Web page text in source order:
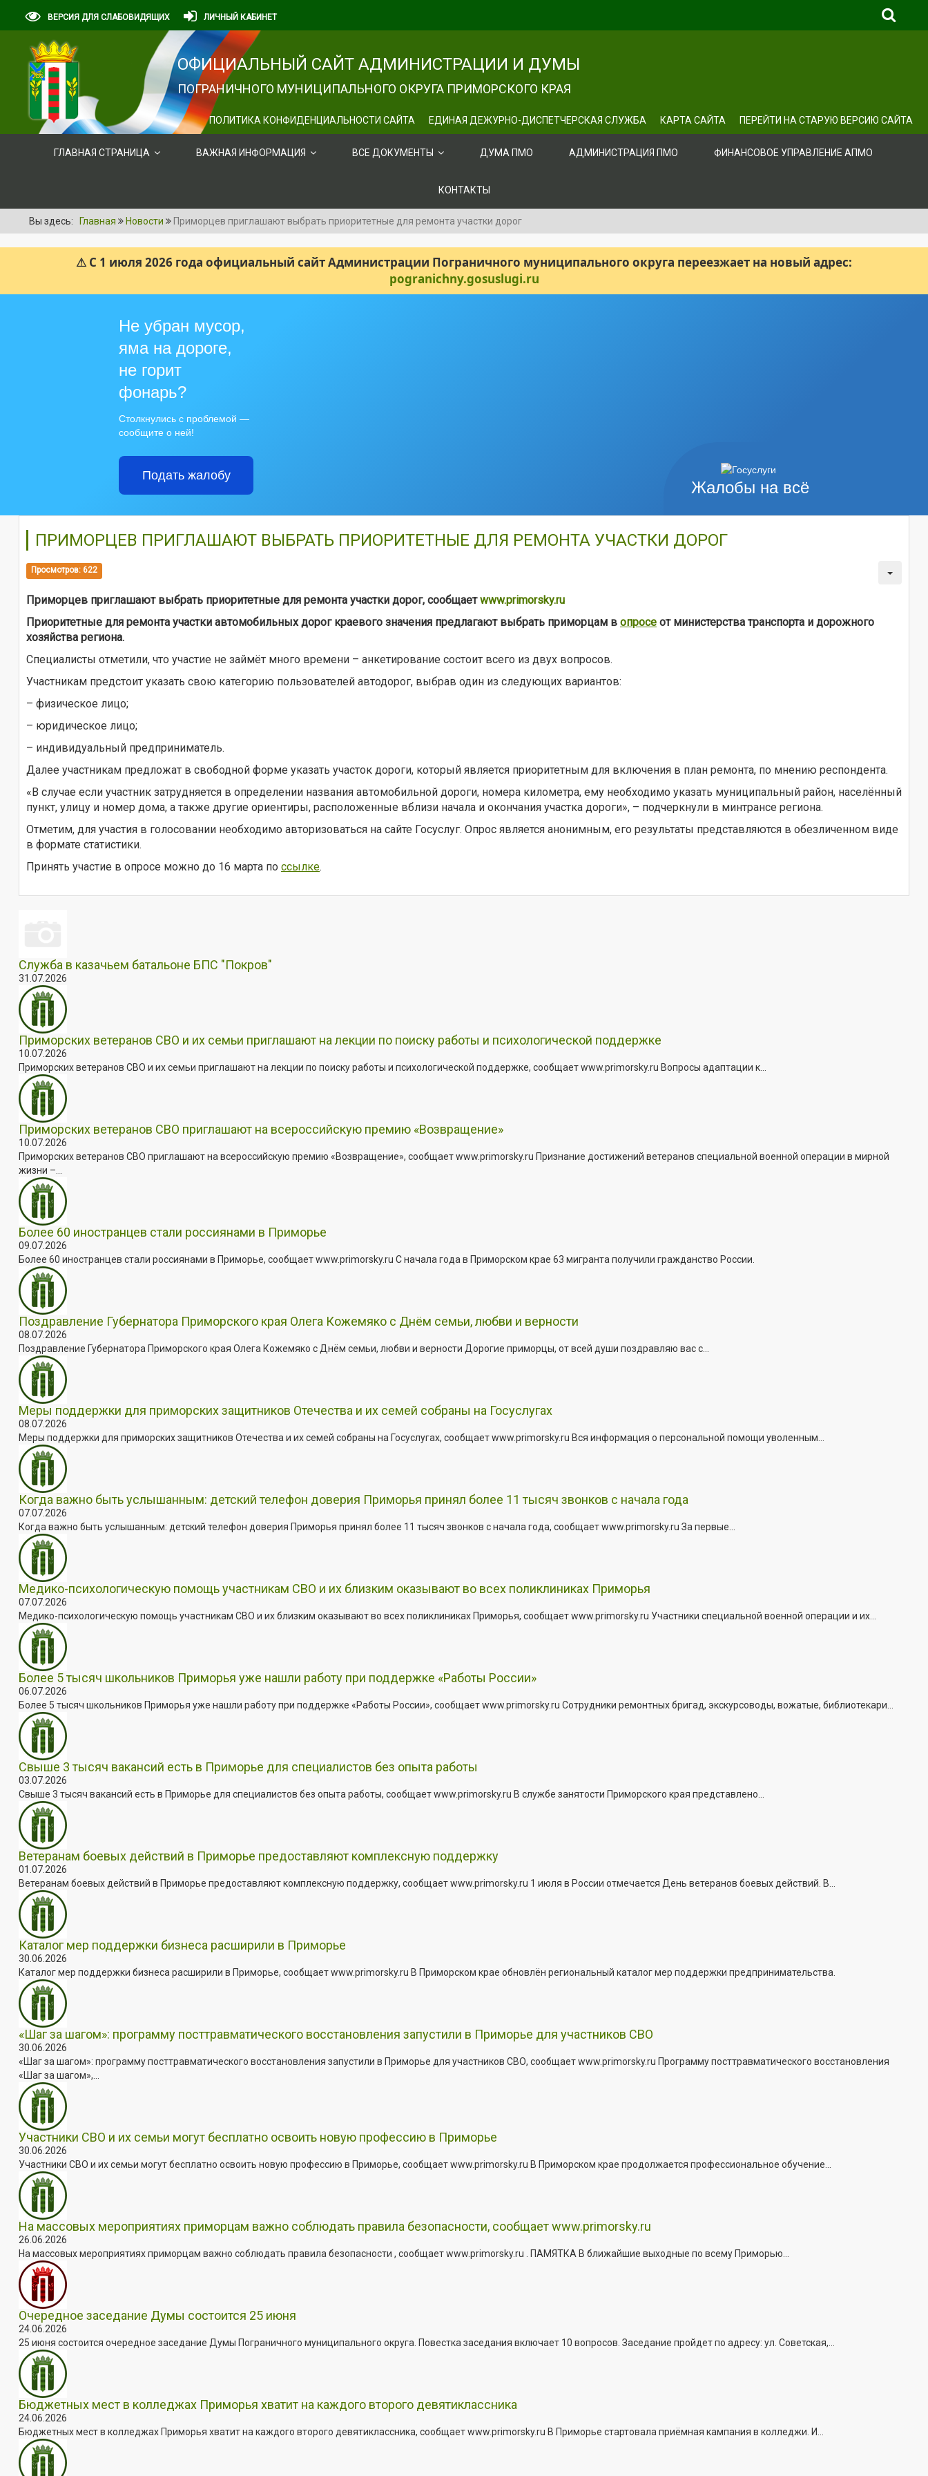
ВЕРСИЯ ДЛЯ СЛАБОВИДЯЩИХ ЛИЧНЫЙ КАБИНЕТ
ОФИЦИАЛЬНЫЙ САЙТ АДМИНИСТРАЦИИ И ДУМЫ
ПОГРАНИЧНОГО МУНИЦИПАЛЬНОГО ОКРУГА ПРИМОРСКОГО КРАЯ
ПОЛИТИКА КОНФИДЕНЦИАЛЬНОСТИ САЙТА ЕДИНАЯ ДЕЖУРНО-ДИСПЕТЧЕРСКАЯ СЛУЖБА КАРТА САЙТА ПЕРЕЙТИ НА СТАРУЮ ВЕРСИЮ САЙТА
ГЛАВНАЯ СТРАНИЦА ВАЖНАЯ ИНФОРМАЦИЯ ВСЕ ДОКУМЕНТЫ ДУМА ПМО АДМИНИСТРАЦИЯ ПМО ФИНАНСОВОЕ УПРАВЛЕНИЕ АПМО
КОНТАКТЫ
Вы здесь: Главная Новости Приморцев приглашают выбрать приоритетные для ремонта участки дорог
⚠ С 1 июля 2026 года официальный сайт Администрации Пограничного муниципального округа переезжает на новый адрес:
pogranichny.gosuslugi.ru
Жалобы на всё
Не убран мусор,
яма на дороге,
не горит
фонарь?
Столкнулись с проблемой —
сообщите о ней!
Подать жалобу
ПРИМОРЦЕВ ПРИГЛАШАЮТ ВЫБРАТЬ ПРИОРИТЕТНЫЕ ДЛЯ РЕМОНТА УЧАСТКИ ДОРОГ
Просмотров: 622
Приморцев приглашают выбрать приоритетные для ремонта участки дорог, сообщаетwww.primorsky.ru
Приоритетные для ремонта участки автомобильных дорог краевого значения предлагают выбрать приморцам в опросе от министерства транспорта и дорожного
хозяйства региона.
Специалисты отметили, что участие не займёт много времени – анкетирование состоит всего из двух вопросов.
Участникам предстоит указать свою категорию пользователей автодорог, выбрав один из следующих вариантов:
– физическое лицо;
– юридическое лицо;
– индивидуальный предприниматель.
Далее участникам предложат в свободной форме указать участок дороги, который является приоритетным для включения в план ремонта, по мнению респондента.
«В случае если участник затрудняется в определении названия автомобильной дороги, номера километра, ему необходимо указать муниципальный район, населённый
пункт, улицу и номер дома, а также другие ориентиры, расположенные вблизи начала и окончания участка дороги», – подчеркнули в минтрансе региона.
Отметим, для участия в голосовании необходимо авторизоваться на сайте Госуслуг. Опрос является анонимным, его результаты представляются в обезличенном виде
в формате статистики.
Принять участие в опросе можно до 16 марта по ссылке.
Служба в казачьем батальоне БПС "Покров"
31.07.2026
Приморских ветеранов СВО и их семьи приглашают на лекции по поиску работы и психологической поддержке
10.07.2026
Приморских ветеранов СВО и их семьи приглашают на лекции по поиску работы и психологической поддержке, сообщает www.primorsky.ru Вопросы адаптации к...
Приморских ветеранов СВО приглашают на всероссийскую премию «Возвращение»
10.07.2026
Приморских ветеранов СВО приглашают на всероссийскую премию «Возвращение», сообщает www.primorsky.ru Признание достижений ветеранов специальной военной операции в мирной
жизни –...
Более 60 иностранцев стали россиянами в Приморье
09.07.2026
Более 60 иностранцев стали россиянами в Приморье, сообщает www.primorsky.ru С начала года в Приморском крае 63 мигранта получили гражданство России.
Поздравление Губернатора Приморского края Олега Кожемяко с Днём семьи, любви и верности
08.07.2026
Поздравление Губернатора Приморского края Олега Кожемяко с Днём семьи, любви и верности Дорогие приморцы, от всей души поздравляю вас с...
Меры поддержки для приморских защитников Отечества и их семей собраны на Госуслугах
08.07.2026
Меры поддержки для приморских защитников Отечества и их семей собраны на Госуслугах, сообщает www.primorsky.ru Вся информация о персональной помощи уволенным...
Когда важно быть услышанным: детский телефон доверия Приморья принял более 11 тысяч звонков с начала года
07.07.2026
Когда важно быть услышанным: детский телефон доверия Приморья принял более 11 тысяч звонков с начала года, сообщает www.primorsky.ru За первые...
Медико-психологическую помощь участникам СВО и их близким оказывают во всех поликлиниках Приморья
07.07.2026
Медико-психологическую помощь участникам СВО и их близким оказывают во всех поликлиниках Приморья, сообщает www.primorsky.ru Участники специальной военной операции и их...
Более 5 тысяч школьников Приморья уже нашли работу при поддержке «Работы России»
06.07.2026
Более 5 тысяч школьников Приморья уже нашли работу при поддержке «Работы России», сообщает www.primorsky.ru Сотрудники ремонтных бригад, экскурсоводы, вожатые, библиотекари...
Свыше 3 тысяч вакансий есть в Приморье для специалистов без опыта работы
03.07.2026
Свыше 3 тысяч вакансий есть в Приморье для специалистов без опыта работы, сообщает www.primorsky.ru В службе занятости Приморского края представлено...
Ветеранам боевых действий в Приморье предоставляют комплексную поддержку
01.07.2026
Ветеранам боевых действий в Приморье предоставляют комплексную поддержку, сообщает www.primorsky.ru 1 июля в России отмечается День ветеранов боевых действий. В...
Каталог мер поддержки бизнеса расширили в Приморье
30.06.2026
Каталог мер поддержки бизнеса расширили в Приморье, сообщает www.primorsky.ru В Приморском крае обновлён региональный каталог мер поддержки предпринимательства.
«Шаг за шагом»: программу посттравматического восстановления запустили в Приморье для участников СВО
30.06.2026
«Шаг за шагом»: программу посттравматического восстановления запустили в Приморье для участников СВО, сообщает www.primorsky.ru Программу посттравматического восстановления
«Шаг за шагом»,...
Участники СВО и их семьи могут бесплатно освоить новую профессию в Приморье
30.06.2026
Участники СВО и их семьи могут бесплатно освоить новую профессию в Приморье, сообщает www.primorsky.ru В Приморском крае продолжается профессиональное обучение...
На массовых мероприятиях приморцам важно соблюдать правила безопасности, сообщает www.primorsky.ru
26.06.2026
На массовых мероприятиях приморцам важно соблюдать правила безопасности , сообщает www.primorsky.ru . ПАМЯТКА В ближайшие выходные по всему Приморью...
Очередное заседание Думы состоится 25 июня
24.06.2026
25 июня состоится очередное заседание Думы Пограничного муниципального округа. Повестка заседания включает 10 вопросов. Заседание пройдет по адресу: ул. Советская,...
Бюджетных мест в колледжах Приморья хватит на каждого второго девятиклассника
24.06.2026
Бюджетных мест в колледжах Приморья хватит на каждого второго девятиклассника, сообщает www.primorsky.ru В Приморье стартовала приёмная кампания в колледжи. И...